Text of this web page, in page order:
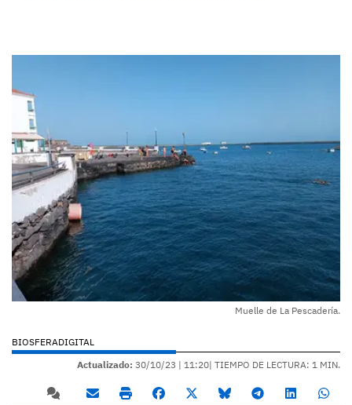
Muelle de La Pescadería.
BIOSFERADIGITAL
Actualizado: 30/10/23 | 11:20| TIEMPO DE LECTURA: 1 MIN.